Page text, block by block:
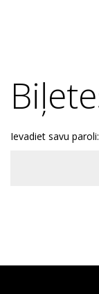
Ievadiet savu paroli: